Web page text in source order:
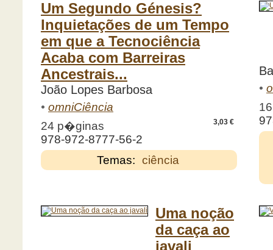
Um Segundo Génesis?
Inquietações de um Tempo
em que a Tecnociência
Acaba com Barreiras
Ancestrais...
João Lopes Barbosa
• omniCiência
3,03 €
24 p�ginas
978-972-8777-56-2
Temas: ciência
•
Uma noção
da caça ao
javali